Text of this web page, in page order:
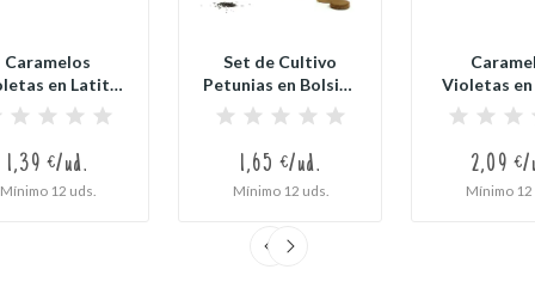
Caramelos
en Latita
Redonda...
1,39 €/ud.
Mínimo 12 uds.
Set de Cultivo
Petunias en Bolsita
Kraft...
1,65 €/ud.
Mínimo 12 uds.
Violetas
Redonda
2,09 €/
Mínimo 12